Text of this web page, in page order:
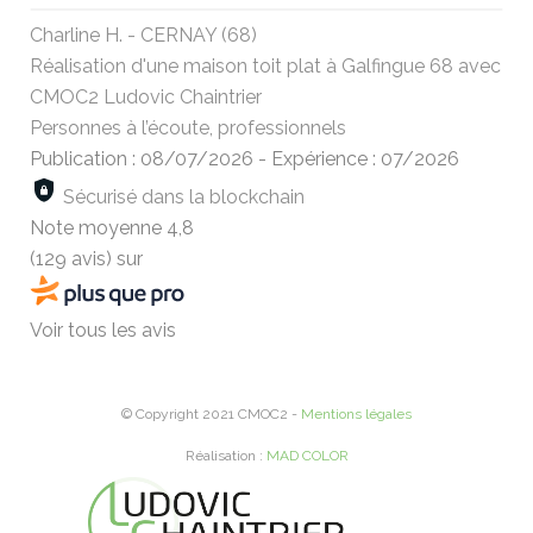
Charline H. - CERNAY (68)
Réalisation d'une maison toit plat à Galfingue 68 avec
CMOC2 Ludovic Chaintrier
Personnes à l’écoute, professionnels
Publication : 08/07/2026 - Expérience : 07/2026
Sécurisé dans la blockchain
Note moyenne 4,8
(129 avis) sur
Voir tous les avis
© Copyright 2021 CMOC2 - Mentions légales
Réalisation : MAD COLOR